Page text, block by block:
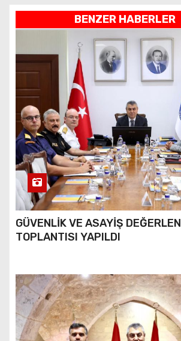
BENZER HABERLER
GÜVENLİK VE ASAYİŞ
TOPLANTISI YAPILDI